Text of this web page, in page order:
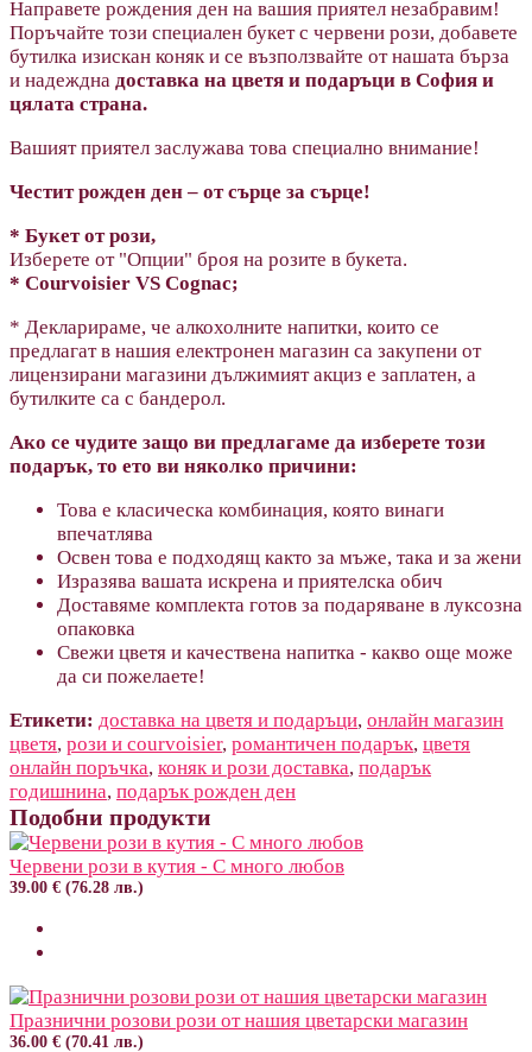
Направете рождения ден на вашия приятел незабравим!
Поръчайте този специален букет с червени рози, добавете
бутилка изискан коняк и се възползвайте от нашата бърза
и надеждна доставка на цветя и подаръци в София и
цялата страна.
Вашият приятел заслужава това специално внимание!
Честит рожден ден – от сърце за сърце!
* Букет от рози,
Изберете от "Опции" броя на розите в букета.
* Courvoisier VS Cognac;
* Декларираме, че алкохолните напитки, които се
предлагат в нашия електронен магазин са закупени от
лицензирани магазини дължимият акциз е заплатен, а
бутилките са с бандерол.
Ако се чудите защо ви предлагаме да изберете този
подарък, то ето ви няколко причини:
Това е класическа комбинация, която винаги
впечатлява
Освен това е подходящ както за мъже, така и за жени
Изразява вашата искрена и приятелска обич
Доставяме комплекта готов за подаряване в луксозна
опаковка
Свежи цветя и качествена напитка - какво още може
да си пожелаете!
Етикети: доставка на цветя и подаръци, онлайн магазин
цветя, рози и courvoisier, романтичен подарък, цветя
онлайн поръчка, коняк и рози доставка, подарък
годишнина, подарък рожден ден
Подобни продукти
Червени рози в кутия - С много любов
39.00 € (76.28 лв.)
Празнични розови рози от нашия цветарски магазин
36.00 € (70.41 лв.)